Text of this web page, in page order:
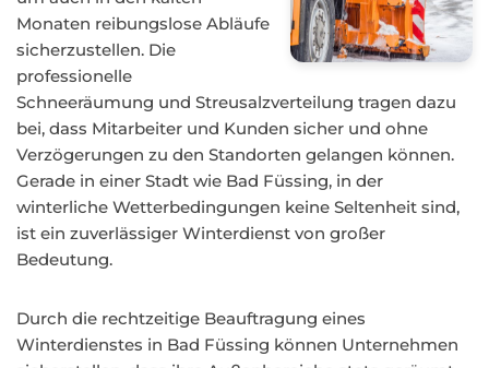
Monaten reibungslose Abläufe
sicherzustellen. Die
professionelle
Schneeräumung und Streusalzverteilung tragen dazu
bei, dass Mitarbeiter und Kunden sicher und ohne
Verzögerungen zu den Standorten gelangen können.
Gerade in einer Stadt wie Bad Füssing, in der
winterliche Wetterbedingungen keine Seltenheit sind,
ist ein zuverlässiger Winterdienst von großer
Bedeutung.
Durch die rechtzeitige Beauftragung eines
Winterdienstes in Bad Füssing können Unternehmen